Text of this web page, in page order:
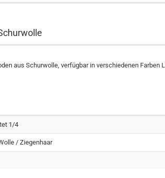
aus Schurwolle, verfügbar in verschiedenen Farben
1/4
/ Ziegenhaar